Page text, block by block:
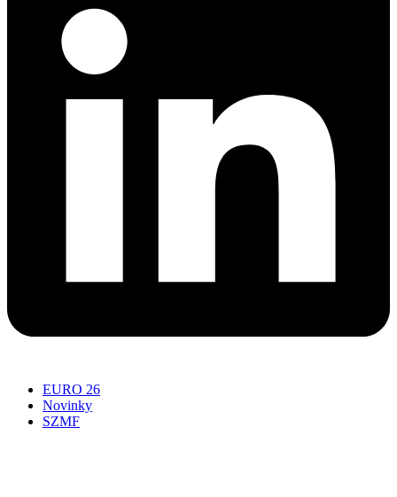
EURO 26
Novinky
SZMF